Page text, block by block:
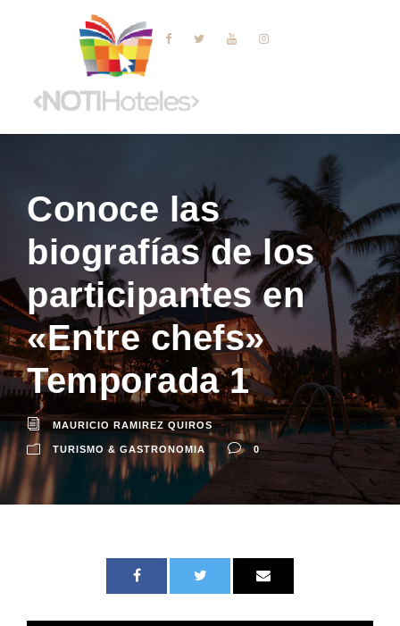
Conoce las
biografías de los
participantes en
«Entre chefs»
Temporada 1
MAURICIO RAMIREZ QUIROS
TURISMO & GASTRONOMIA 0